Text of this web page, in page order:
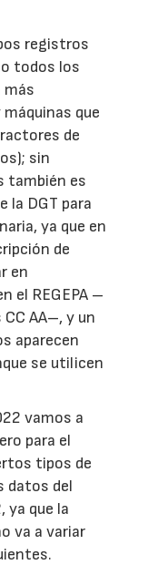
registros
todos los
más
que
de
sin
también es
la DGT para
ya que en
de
en
el REGEPA –
AA–, y un
aparecen
se utilicen
vamos a
para el
tipos de
datos del
ya que la
va a variar